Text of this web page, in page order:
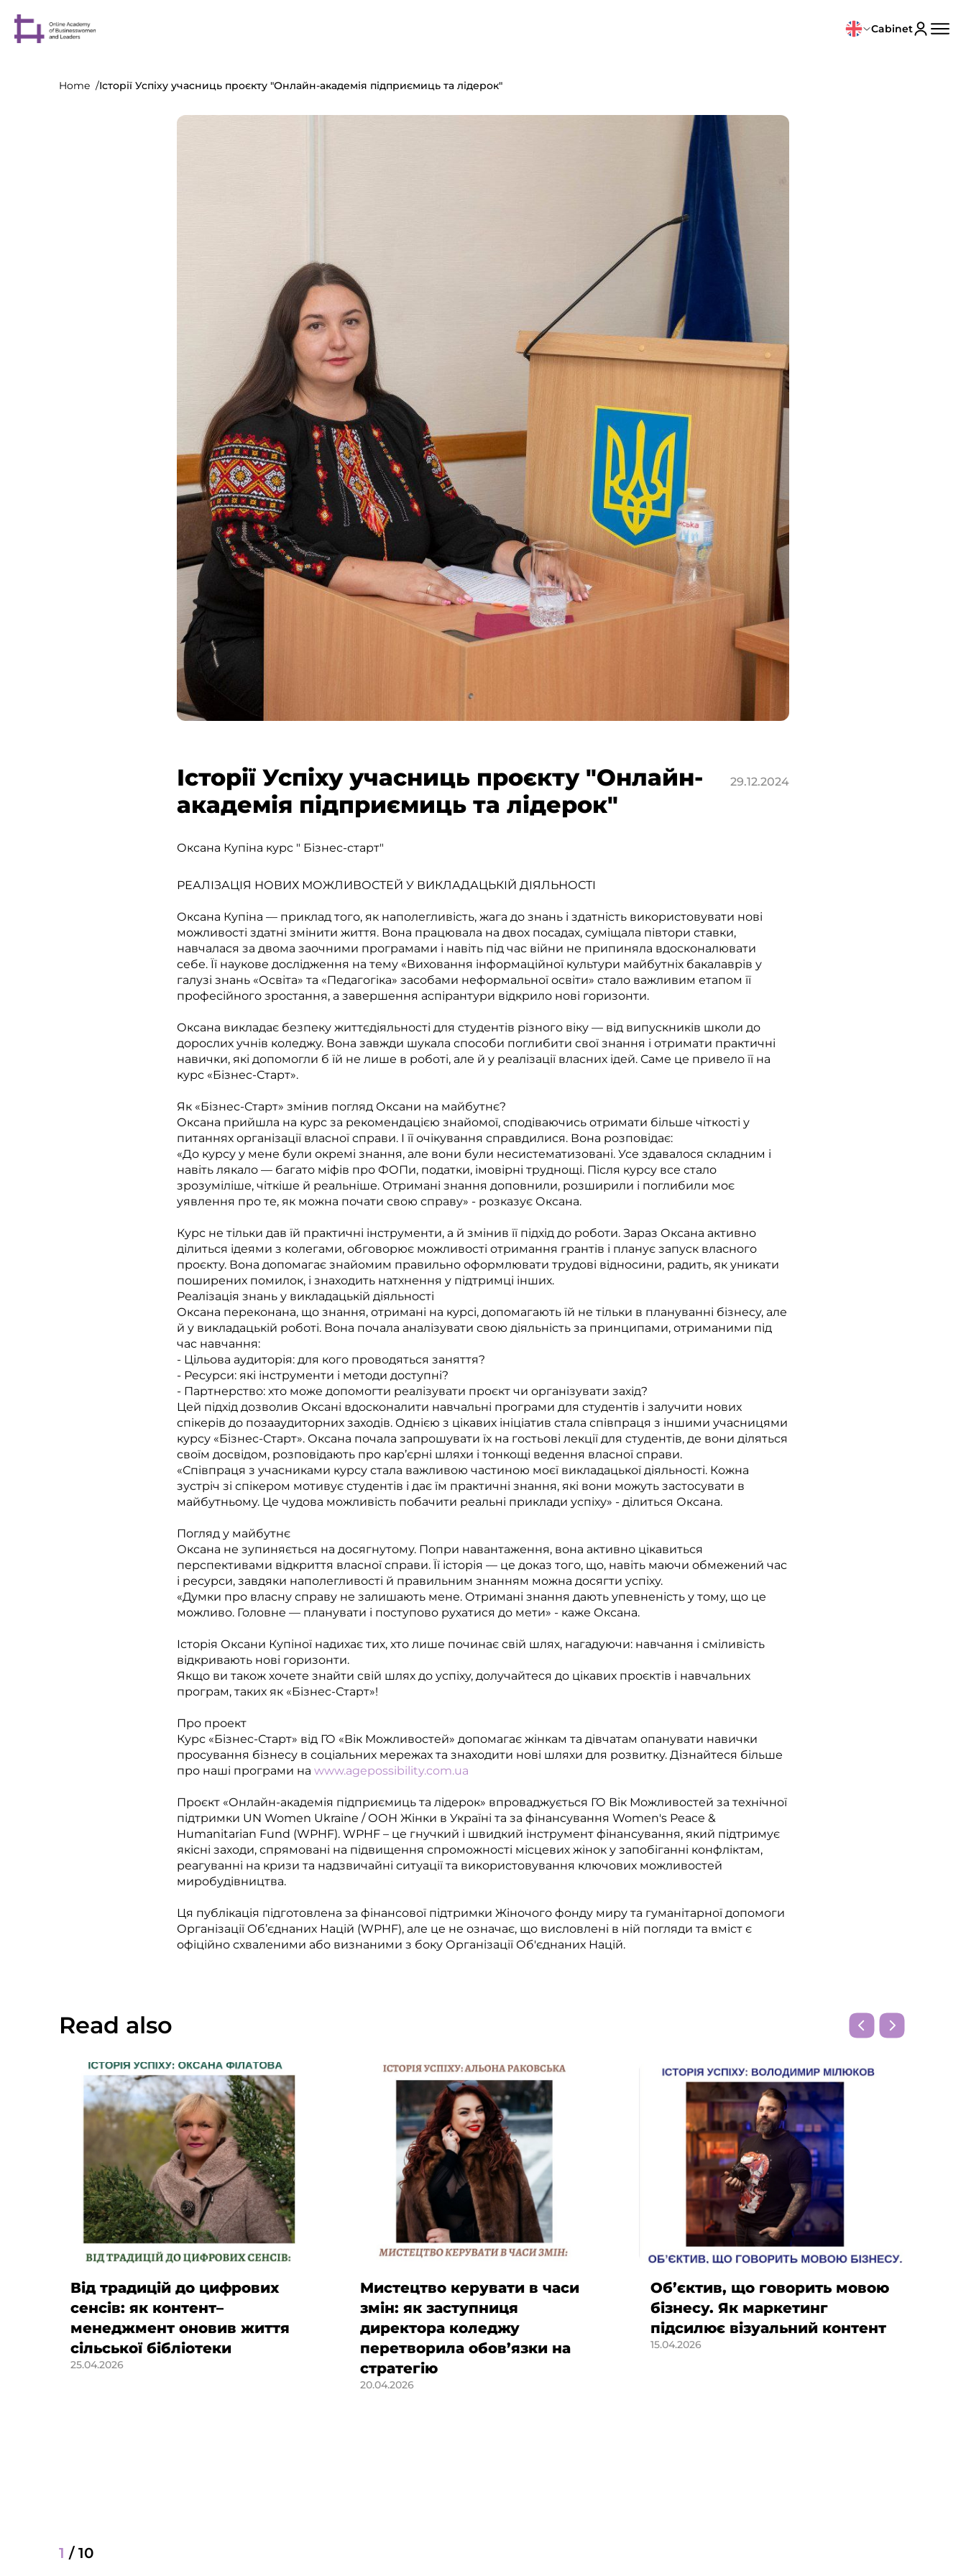
Cabinet
Home Історії Успіху учасниць проєкту "Онлайн-академія підприємиць та лідерок"
Історії Успіху учасниць проєкту "Онлайн-
академія підприємиць та лідерок"
29.12.2024
Оксана Купіна курс " Бізнес-старт"
РЕАЛІЗАЦІЯ НОВИХ МОЖЛИВОСТЕЙ У ВИКЛАДАЦЬКІЙ ДІЯЛЬНОСТІ
Оксана Купіна — приклад того, як наполегливість, жага до знань і здатність використовувати нові
можливості здатні змінити життя. Вона працювала на двох посадах, суміщала півтори ставки,
навчалася за двома заочними програмами і навіть під час війни не припиняла вдосконалювати
себе. Її наукове дослідження на тему «Виховання інформаційної культури майбутніх бакалаврів у
галузі знань «Освіта» та «Педагогіка» засобами неформальної освіти» стало важливим етапом її
професійного зростання, а завершення аспірантури відкрило нові горизонти.
Оксана викладає безпеку життєдіяльності для студентів різного віку — від випускників школи до
дорослих учнів коледжу. Вона завжди шукала способи поглибити свої знання і отримати практичні
навички, які допомогли б їй не лише в роботі, але й у реалізації власних ідей. Саме це привело її на
курс «Бізнес-Старт».
Як «Бізнес-Старт» змінив погляд Оксани на майбутнє?
Оксана прийшла на курс за рекомендацією знайомої, сподіваючись отримати більше чіткості у
питаннях організації власної справи. І її очікування справдилися. Вона розповідає:
«До курсу у мене були окремі знання, але вони були несистематизовані. Усе здавалося складним і
навіть лякало — багато міфів про ФОПи, податки, імовірні труднощі. Після курсу все стало
зрозуміліше, чіткіше й реальніше. Отримані знання доповнили, розширили і поглибили моє
уявлення про те, як можна почати свою справу» - розказує Оксана.
Курс не тільки дав їй практичні інструменти, а й змінив її підхід до роботи. Зараз Оксана активно
ділиться ідеями з колегами, обговорює можливості отримання грантів і планує запуск власного
проєкту. Вона допомагає знайомим правильно оформлювати трудові відносини, радить, як уникати
поширених помилок, і знаходить натхнення у підтримці інших.
Реалізація знань у викладацькій діяльності
Оксана переконана, що знання, отримані на курсі, допомагають їй не тільки в плануванні бізнесу, але
й у викладацькій роботі. Вона почала аналізувати свою діяльність за принципами, отриманими під
час навчання:
- Цільова аудиторія: для кого проводяться заняття?
- Ресурси: які інструменти і методи доступні?
- Партнерство: хто може допомогти реалізувати проєкт чи організувати захід?
Цей підхід дозволив Оксані вдосконалити навчальні програми для студентів і залучити нових
спікерів до позааудиторних заходів. Однією з цікавих ініціатив стала співпраця з іншими учасницями
курсу «Бізнес-Старт». Оксана почала запрошувати їх на гостьові лекції для студентів, де вони діляться
своїм досвідом, розповідають про кар’єрні шляхи і тонкощі ведення власної справи.
«Співпраця з учасниками курсу стала важливою частиною моєї викладацької діяльності. Кожна
зустріч зі спікером мотивує студентів і дає їм практичні знання, які вони можуть застосувати в
майбутньому. Це чудова можливість побачити реальні приклади успіху» - ділиться Оксана.
Погляд у майбутнє
Оксана не зупиняється на досягнутому. Попри навантаження, вона активно цікавиться
перспективами відкриття власної справи. Її історія — це доказ того, що, навіть маючи обмежений час
і ресурси, завдяки наполегливості й правильним знанням можна досягти успіху.
«Думки про власну справу не залишають мене. Отримані знання дають упевненість у тому, що це
можливо. Головне — планувати і поступово рухатися до мети» - каже Оксана.
Історія Оксани Купіної надихає тих, хто лише починає свій шлях, нагадуючи: навчання і сміливість
відкривають нові горизонти.
Якщо ви також хочете знайти свій шлях до успіху, долучайтеся до цікавих проєктів і навчальних
програм, таких як «Бізнес-Старт»!
Про проект
Курс «Бізнес-Старт» від ГО «Вік Можливостей» допомагає жінкам та дівчатам опанувати навички
просування бізнесу в соціальних мережах та знаходити нові шляхи для розвитку. Дізнайтеся більше
про наші програми на www.agepossibility.com.ua
Проєкт «Онлайн-академія підприємиць та лідерок» впроваджується ГО Вік Можливостей за технічної
підтримки UN Women Ukraine / ООН Жінки в Україні та за фінансування Women's Peace &
Humanitarian Fund (WPHF). WPHF – це гнучкий і швидкий інструмент фінансування, який підтримує
якісні заходи, спрямовані на підвищення спроможності місцевих жінок у запобіганні конфліктам,
реагуванні на кризи та надзвичайні ситуації та використовування ключових можливостей
миробудівництва.
Ця публікація підготовлена за фінансової підтримки Жіночого фонду миру та гуманітарної допомоги
Організації Об’єднаних Націй (WPHF), але це не означає, що висловлені в ній погляди та вміст є
офіційно схваленими або визнаними з боку Організації Об'єднаних Націй.
Read also
Від традицій до цифрових
сенсів: як контент–
менеджмент оновив життя
сільської бібліотеки
25.04.2026
Мистецтво керувати в часи
змін: як заступниця
директора коледжу
перетворила обов’язки на
стратегію
20.04.2026
Об’єктив, що говорить мовою
бізнесу. Як маркетинг
підсилює візуальний контент
15.04.2026
1 / 10